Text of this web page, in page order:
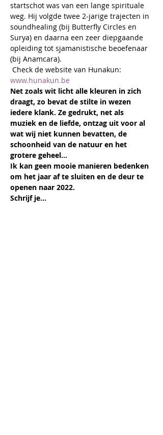
startschot was van een lange spirituale
weg. Hij volgde twee 2-jarige trajecten in
soundhealing (bij Butterfly Circles en
Surya) en daarna een zeer diepgaande
opleiding tot sjamanistische beoefenaar
(bij Anamcara).
Check de website van Hunakun:
www.hunakun.be
Net zoals wit licht alle kleuren in zich
draagt, zo bevat de stilte in wezen
iedere klank. Ze gedrukt, net als
muziek en de liefde, ontzag uit voor al
wat wij niet kunnen bevatten, de
schoonheid van de natuur en het
grotere geheel...
Ik kan geen mooie manieren bedenken
om het jaar af te sluiten en de deur te
openen naar 2022.
Schrijf je…